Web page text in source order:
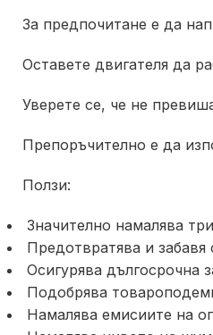
За предпочитане е да
Оставете двигателя да
Уверете се, че не
Препоръчително е да
Ползи:
Значително намалява
Предотвратява и забавя
Осигурява дългосрочна
Подобрява
Намалява емисиите на